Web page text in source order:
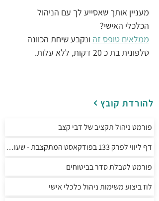
מעניין אותך שאסייע לך עם הניהול
הכלכלי האישי?
ממלאים טופס זה ונקבע שיחת הכוונה
טלפונית בת כ 20 דקות, ללא עלות.
להורדת קובץ
פורמט ניהול תקציב של דבי קצב
דף ליווי לפרק 133 בפודקאסט המתקצבת - שעות מחשב
פורמט לטבלת סדר בביטוחים
לוז ביצוע משימות ניהול כלכלי אישי